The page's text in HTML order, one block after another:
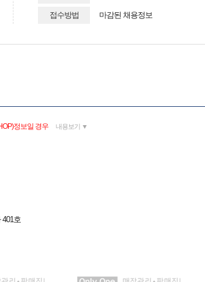
접수방법 마감된 채용정보
정보일 경우 내용보기 ▼
호